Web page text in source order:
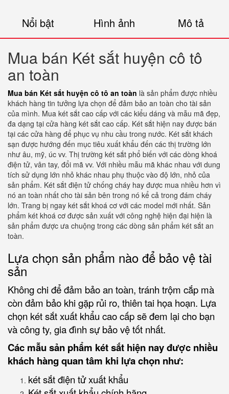
Nổi bật Hình ảnh Mô tả
Mua bán Két sắt huyện cô tô
an toàn
Mua bán Két sắt huyện cô tô an toàn là sản phẩm được nhiều
khách hàng tin tưởng lựa chọn để đảm bảo an toàn cho tài sản
của mình. Mua két sắt cao cấp với các kiểu dáng và mẫu mã đẹp,
đa dạng tại cửa hàng két sắt cao cấp. Két sắt hiện nay được bán
tại các cửa hàng để phục vụ nhu cầu trong nước. Két sắt khách
sạn được hướng đến mục tiêu xuất khẩu đến các thị trường lớn
như âu, mỹ, úc vv. Thị trường két sắt phổ biến với các dòng khoá
điện tử, vân tay, đổi mã vv. Với nhiều mẫu mã khác nhau với dung
tích sử dụng lớn nhỏ khác nhau phụ thuộc vào độ lớn, nhỏ của
sản phẩm. Két sắt điện tử chống cháy hay được mua nhiều hơn vì
nó an toàn nhất cho tài sản bên trong nó kể cả trong đám cháy
lớn. Trang bị ngay két sắt khoá cơ với các model mới nhất. Sản
phẩm két khoá cơ được sản xuất với công nghệ hiện đại hiện là
sản phẩm được ưa chuộng trong các dòng sản phẩm két sắt an
toàn.
Lựa chọn sản phẩm nào để bảo vệ tài
sản
Không chi để đảm bảo an toàn, tránh trộm cắp mà
còn đảm bảo khi gặp rủi ro, thiên tai họa hoạn. Lựa
chọn két sắt xuất khẩu cao cấp sẽ đem lại cho bạn
và công ty, gia đình sự bảo vệ tốt nhất.
Các mẫu sản phẩm két sắt hiện nay được nhiều
khách hàng quan tâm khi lựa chọn như:
két sắt điện tử xuất khẩu